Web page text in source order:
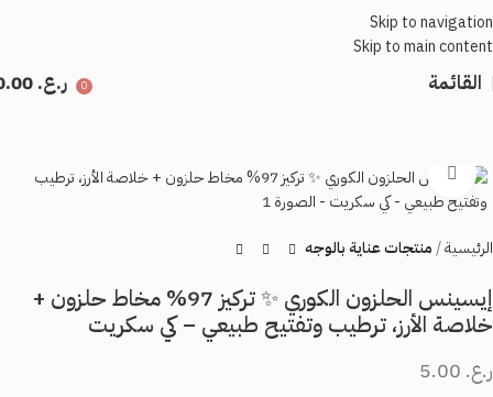
Skip to navigation
Skip to main content
القائمة 0 ر.ع.
اضغط للتكبير
الرئيسية منتجات عناية بالوجه
إيسينس الحلزون الكوري ✨ تركيز 97% مخاط حلزون +
خلاصة الأرز، ترطيب وتفتيح طبيعي – كي سكريت
ر.ع.